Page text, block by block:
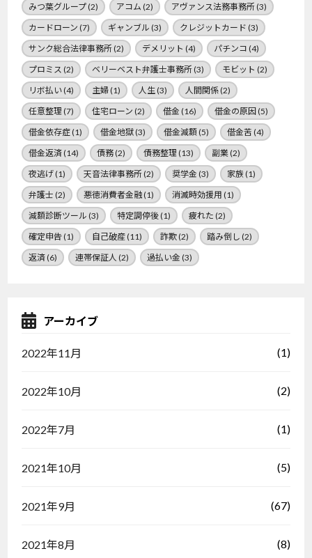
みつ葉グループ(2) アコム (2) アヴァンス法務事務所(3)
カードローン (7) ギャンブル (3) クレジットカード (3)
サンク総合法律事務所(2) デメリット (4) パチンコ (4)
プロミス (2) ベリーベスト弁護士事務所(3) モビット (2)
リボ払い(4) 主婦(1) 人生(3) 人間関係(2)
任意整理 (7) 住宅ローン (2) 借金 (16) 借金の原因 (5)
借金依存症(1) 借金地獄(3) 借金減額(5) 借金苦 (4)
借金返済(14) 債務(2) 債務整理 (13) 副業(2)
夜逃げ(1) 天音法律事務所(2) 奨学金 (3) 家族(1)
弁護士 (2) 悪徳消費者金融(1) 消滅時効援用 (1)
減額診断ツール (3) 特定調停後(1) 疲れた (2)
確定申告(1) 自己破産(11) 詐欺(2) 踏み倒し (2)
返済(6) 連帯保証人 (2) 過払い金 (3)
アーカイブ
2022年11月 (1)
2022年10月 (2)
2022年7月 (1)
2021年10月 (5)
2021年9月 (67)
2021年8月 (8)